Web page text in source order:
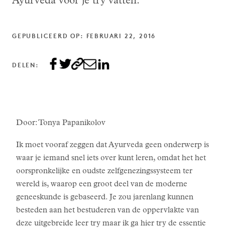
GEPUBLICEERD OP: FEBRUARI 22, 2016
DELEN:
Door: Tonya Papanikolov
Ik moet vooraf zeggen dat Ayurveda geen onderwerp is
waar je iemand snel iets over kunt leren, omdat het het
oorspronkelijke en oudste zelfgenezingssysteem ter
wereld is, waarop een groot deel van de moderne
geneeskunde is gebaseerd. Je zou jarenlang kunnen
besteden aan het bestuderen van de oppervlakte van
deze uitgebreide leer try maar ik ga hier try de essentie